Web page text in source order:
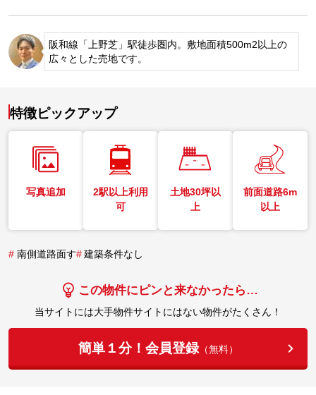
阪和線「上野芝」駅徒歩圏内。敷地面積500m2以上の
広々とした売地です。
特徴ピックアップ
写真追加
2駅以上利用
可
土地30坪以
上
前面道路6m
以上
# 南側道路面す# 建築条件なし
この物件にピンと来なかったら…
当サイトには大手物件サイトにはない物件がたくさん！
簡単１分！会員登録（無料）